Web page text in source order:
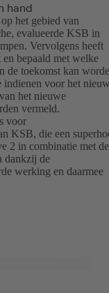
hand
het gebied van
evalueerde KSB in
Vervolgens heeft
bepaald met welke
de toekomst kan
voor het
het nieuwe
vermeld.
voor
KSB, die een
2 in combinatie met de
dankzij de
werking en daarmee